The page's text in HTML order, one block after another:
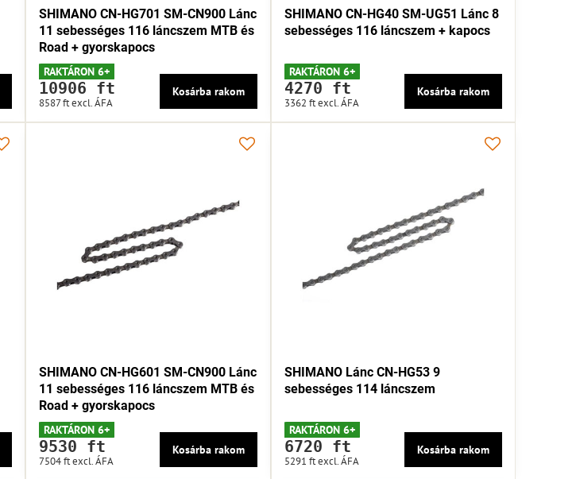
SHIMANO CN-HG701 SM-CN900 Lánc
11 sebességes 116 láncszem MTB és
Road + gyorskapocs
RAKTÁRON 6+
10906 ft
8587 ftexcl. ÁFA
Kosárba rakom
SHIMANO CN-HG40 SM-UG51 Lánc 8
sebességes 116 láncszem + kapocs
RAKTÁRON 6+
4270 ft
3362 ftexcl. ÁFA
Kosárba rakom
SHIMANO CN-HG601 SM-CN900 Lánc
11 sebességes 116 láncszem MTB és
Road + gyorskapocs
RAKTÁRON 6+
9530 ft
7504 ftexcl. ÁFA
Kosárba rakom
SHIMANO Lánc CN-HG53 9
sebességes 114 láncszem
RAKTÁRON 6+
6720 ft
5291 ftexcl. ÁFA
Kosárba rakom